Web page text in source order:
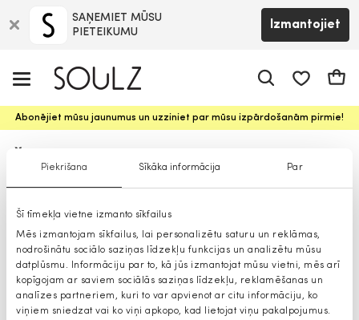
Piekrišana Sīkāka informācija Par
Šī tīmekļa vietne izmanto sīkfailus
Mēs izmantojam sīkfailus, lai personalizētu saturu un reklāmas,
nodrošinātu sociālo saziņas līdzekļu funkcijas un analizētu mūsu
datplūsmu. Informāciju par to, kā jūs izmantojat mūsu vietni, mēs arī
kopīgojam ar saviem sociālās saziņas līdzekļu, reklamēšanas un
analīzes partneriem, kuri to var apvienot ar citu informāciju, ko
viņiem sniedzat vai ko viņi apkopo, kad lietojat viņu pakalpojumus.
SAŅEMIET MŪSU
PIETEIKUMU
Izmantojiet
Abonējiet mūsu jaunumus un uzziniet par mūsu izpārdošanām pirmie!
Žaketes sievietēm